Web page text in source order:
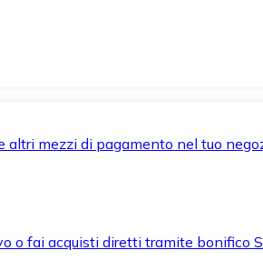
mezzi di pagamento nel tuo
o fai acquisti diretti tramite bonifico